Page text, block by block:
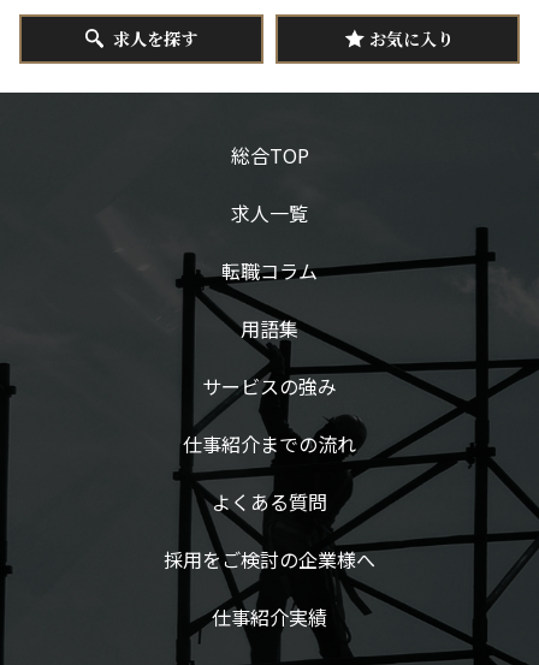
求人を探す お気に入り
総合TOP
求人一覧
転職コラム
用語集
サービスの強み
仕事紹介までの流れ
よくある質問
採用をご検討の企業様へ
仕事紹介実績